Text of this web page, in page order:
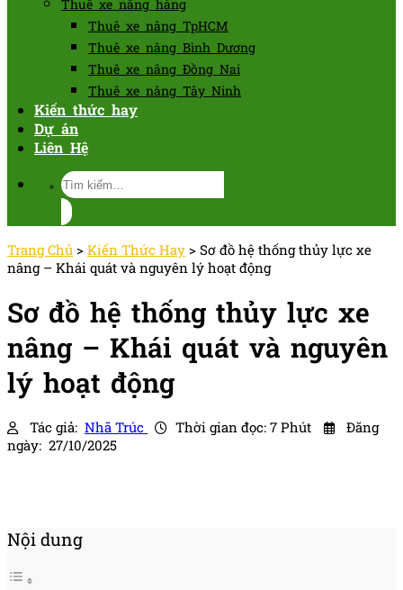
Thuê xe nâng hàng
Thuê xe nâng TpHCM
Thuê xe nâng Bình Dương
Thuê xe nâng Đồng Nai
Thuê xe nâng Tây Ninh
Kiến thức hay
Dự án
Liên Hệ
Tìm
kiếm:
Trang Chủ > Kiến Thức Hay > Sơ đồ hệ thống thủy lực xe
nâng – Khái quát và nguyên lý hoạt động
Sơ đồ hệ thống thủy lực xe
nâng – Khái quát và nguyên
lý hoạt động
Tác giả: Nhã Trúc Thời gian đọc: 7 Phút
Đăng
ngày: 27/10/2025
Nội dung